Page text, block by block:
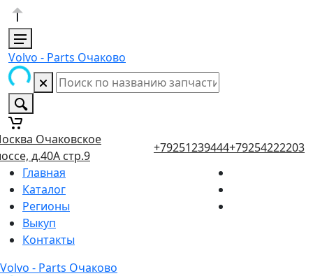
Volvo - Parts Очаково
Очаковское
д.40А стр.9
+79251239444+79254222203
Главная
Каталог
Регионы
Выкуп
Контакты
Volvo - Parts Очаково